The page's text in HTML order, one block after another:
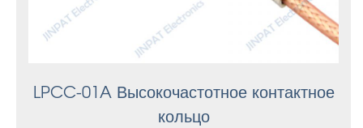
LPCC-01A Высокочастотное контактное
кольцо